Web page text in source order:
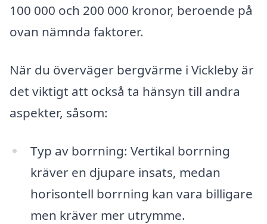
100 000 och 200 000 kronor, beroende på
ovan nämnda faktorer.
När du överväger bergvärme i Vickleby är
det viktigt att också ta hänsyn till andra
aspekter, såsom:
Typ av borrning: Vertikal borrning
kräver en djupare insats, medan
horisontell borrning kan vara billigare
men kräver mer utrymme.